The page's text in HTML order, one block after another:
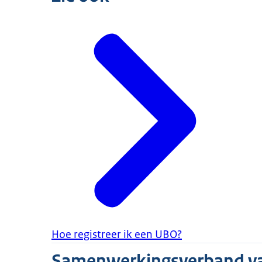
Hoe registreer ik een UBO?